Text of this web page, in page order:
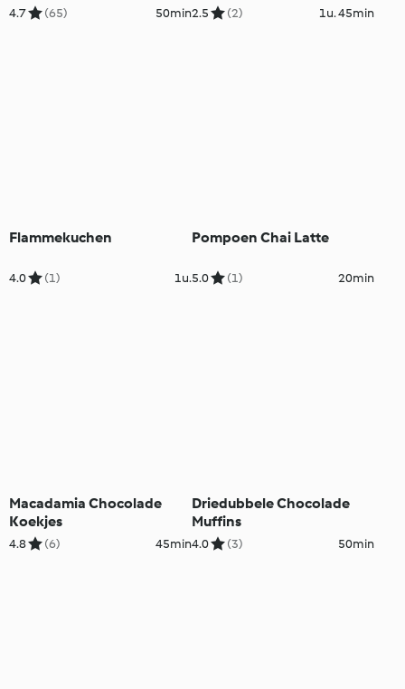
4.7 (65) 50min2.5 (2) 1u. 45min
Flammekuchen
4.0 (1) 1u.
Pompoen Chai Latte
5.0 (1) 20min
Macadamia Chocolade
Koekjes
4.8 (6) 45min
Driedubbele Chocolade
Muffins
4.0 (3) 50min